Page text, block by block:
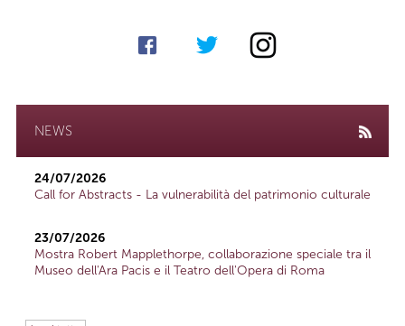
NEWS
24/07/2026
Call for Abstracts - La vulnerabilità del patrimonio culturale
23/07/2026
Mostra Robert Mapplethorpe, collaborazione speciale tra il
Museo dell'Ara Pacis e il Teatro dell'Opera di Roma